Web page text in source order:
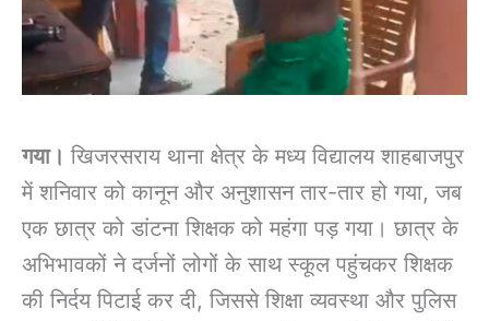
गया। खिजरसराय थाना क्षेत्र के मध्य विद्यालय शाहबाजपुर
में शनिवार को कानून और अनुशासन तार-तार हो गया, जब
एक छात्र को डांटना शिक्षक को महंगा पड़ गया। छात्र के
अभिभावकों ने दर्जनों लोगों के साथ स्कूल पहुंचकर शिक्षक
की निर्दय पिटाई कर दी, जिससे शिक्षा व्यवस्था और पुलिस